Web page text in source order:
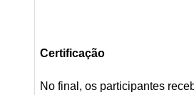
Certificação
No final, os participantes